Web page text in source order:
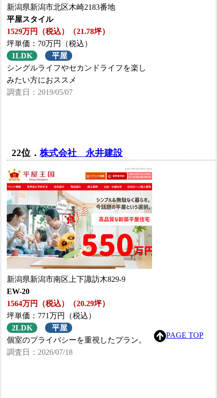
新潟県新潟市北区木崎2183番地
平屋スタイル
1529万円（税込）（21.78坪）
坪単価：70万円（税込）
1LDK
平屋
シングルライフやセカンドライフを楽し
みたい方におススメ
調査日：2019/05/07
22位．株式会社 永井建設
新潟県新潟市南区上下諏訪木829-9
EW-20
1564万円（税込）（20.29坪）
坪単価：771万円（税込）
2LDK
平屋
個室のプライバシーを重視したプラン。
調査日：2026/07/18
PAGE TOP